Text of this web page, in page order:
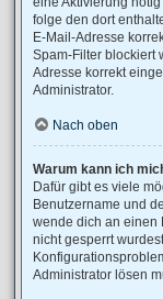
folge den dort
E-Mail-Adresse
Spam-Filter blockiert
Adresse korrekt
Administrator.
Nach oben
Warum kann ich
Dafür gibt es viele
Benutzername und
wende dich an einen
nicht gesperrt
Administrator lösen